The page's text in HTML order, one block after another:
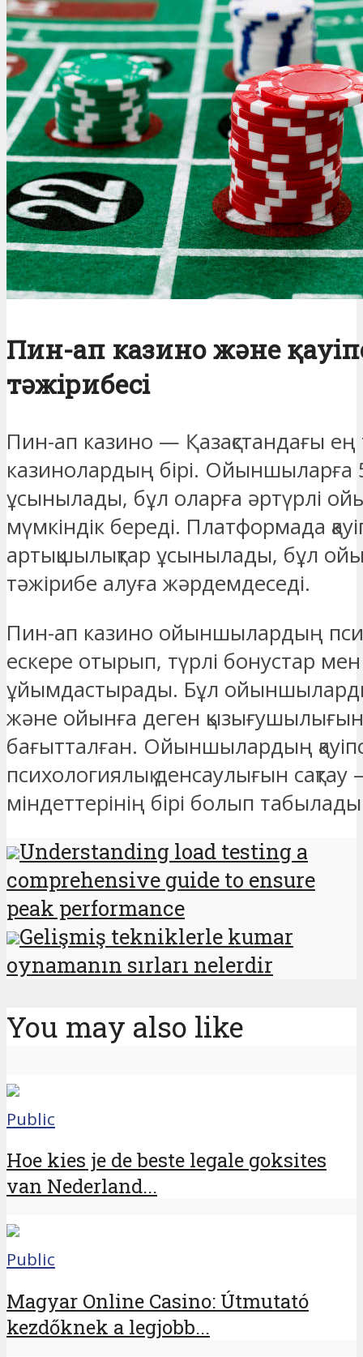
Пин-ап казино және
тәжірибесі
Пин-ап казино — Қазақстандағы
казинолардың бірі.
ұсынылады, бұл оларға әртүрлі
мүмкіндік береді. Платформада
артықшылықтар ұсынылады, бұл
тәжірибе алуға жәрдемдеседі.
Пин-ап казино ойыншылардың
ескере отырып, түрлі бонустар
ұйымдастырады. Бұл
және ойынға деген
бағытталған. Ойыншылардың
психологиялық денсаулығын
міндеттерінің бірі болып
Understanding load testing a
comprehensive guide to ensure
peak performance
Gelişmiş tekniklerle kumar
oynamanın sırları nelerdir
You may also like
Public
Hoe kies je de beste legale goksites
van Nederland...
Public
Magyar Online Casino: Útmutató
kezdőknek a legjobb...